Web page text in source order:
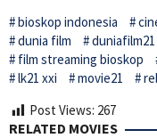
bioskop indonesia
dunia film
duniafilm21
film streaming bioskop
lk21 xxi
movie21
Post Views: 267
RELATED MOVIES